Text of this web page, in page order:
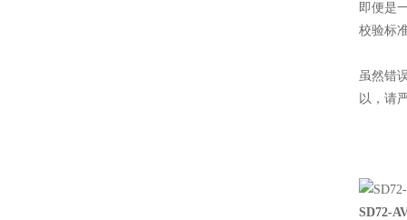
即便是
校验标
虽然错
以，请
SD72-